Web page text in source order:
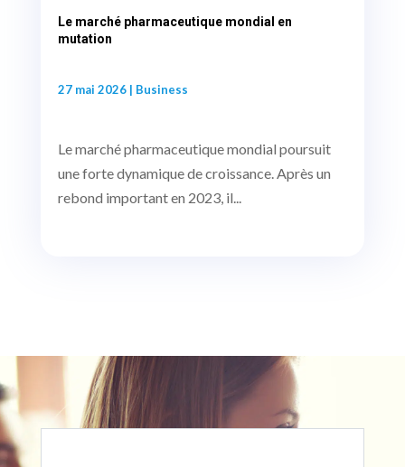
Le marché pharmaceutique mondial en
mutation
27 mai 2026| Business
Le marché pharmaceutique mondial poursuit
une forte dynamique de croissance. Après un
rebond important en 2023, il...